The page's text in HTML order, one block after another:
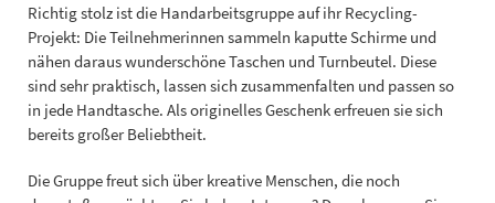
Richtig stolz ist die Handarbeitsgruppe auf ihr Recycling-
Projekt: Die Teilnehmerinnen sammeln kaputte Schirme und
nähen daraus wunderschöne Taschen und Turnbeutel. Diese
sind sehr praktisch, lassen sich zusammenfalten und passen so
in jede Handtasche. Als originelles Geschenk erfreuen sie sich
bereits großer Beliebtheit.
Die Gruppe freut sich über kreative Menschen, die noch